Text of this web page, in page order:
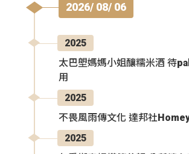
2026/ 08/ 06
2025
太巴塱媽媽小姐釀糯米酒 待
用
2025
不畏風雨傳文化 達邦社
2025